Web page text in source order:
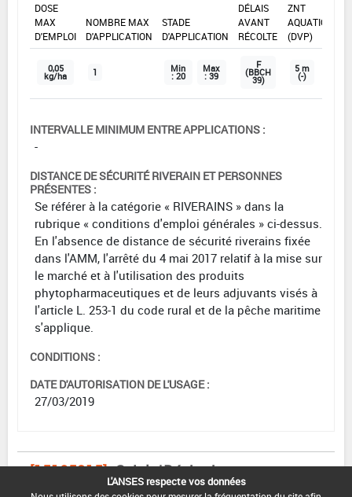
DOSE
MAX
D'EMPLOI
NOMBRE MAX
D'APPLICATION
STADE
D'APPLICATION
DÉLAIS
AVANT
RÉCOLTE
ZNT
AQUATIQUE
(DVP)
0,05
kg/ha 1 Min
: 20
Max
: 39
F
(BBCH
39)
5 m
(-)
INTERVALLE MINIMUM ENTRE APPLICATIONS :
-
DISTANCE DE SÉCURITÉ RIVERAIN ET PERSONNES
PRÉSENTES :
Se référer à la catégorie « RIVERAINS » dans la
rubrique « conditions d'emploi générales » ci-dessus.
En l'absence de distance de sécurité riverains fixée
dans l'AMM, l'arrêté du 4 mai 2017 relatif à la mise sur
le marché et à l'utilisation des produits
phytopharmaceutiques et de leurs adjuvants visés à
l'article L. 253-1 du code rural et de la pêche maritime
s'applique.
CONDITIONS :
DATE D'AUTORISATION DE L'USAGE :
27/03/2019
[15105915] Seigle*Désherbage
L'ANSES respecte vos données